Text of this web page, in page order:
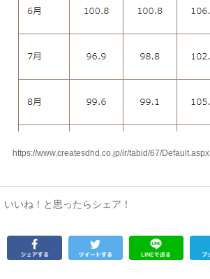
https://www.createsdhd.co.jp/ir/tabid/67/Default.aspx
いいね！と思ったらシェア！